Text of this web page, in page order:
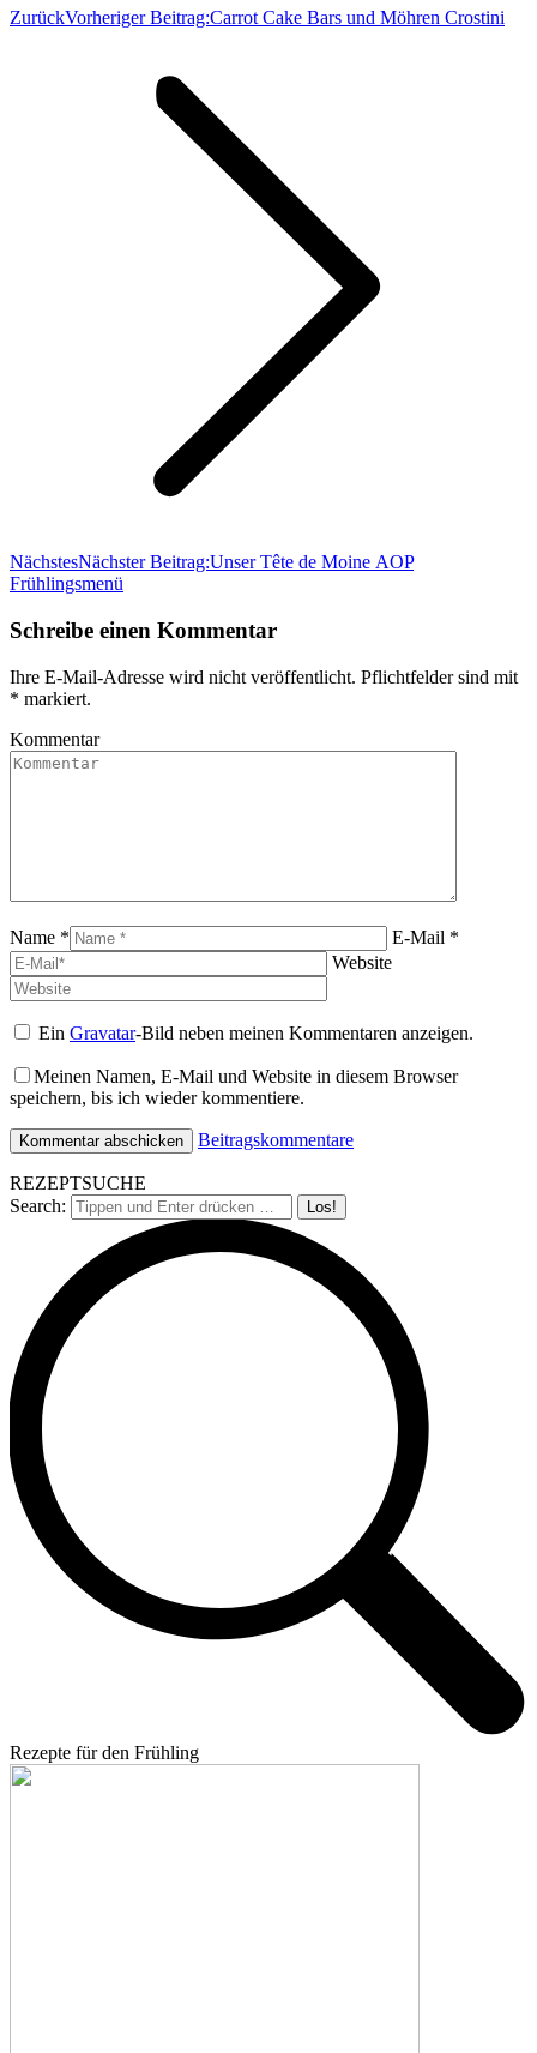
ZurückVorheriger Beitrag:Carrot Cake Bars und Möhren Crostini
NächstesNächster Beitrag:Unser Tête de Moine AOP
Frühlingsmenü
Schreibe einen Kommentar
Ihre E-Mail-Adresse wird nicht veröffentlicht. Pflichtfelder sind mit
* markiert.
Kommentar
Name *
E-Mail *
Website
EinGravatar-Bild neben meinen Kommentaren anzeigen.
Meinen Namen, E-Mail und Website in diesem Browser
speichern, bis ich wieder kommentiere.
Beitragskommentare
REZEPTSUCHE
Search:
Rezepte für den Frühling